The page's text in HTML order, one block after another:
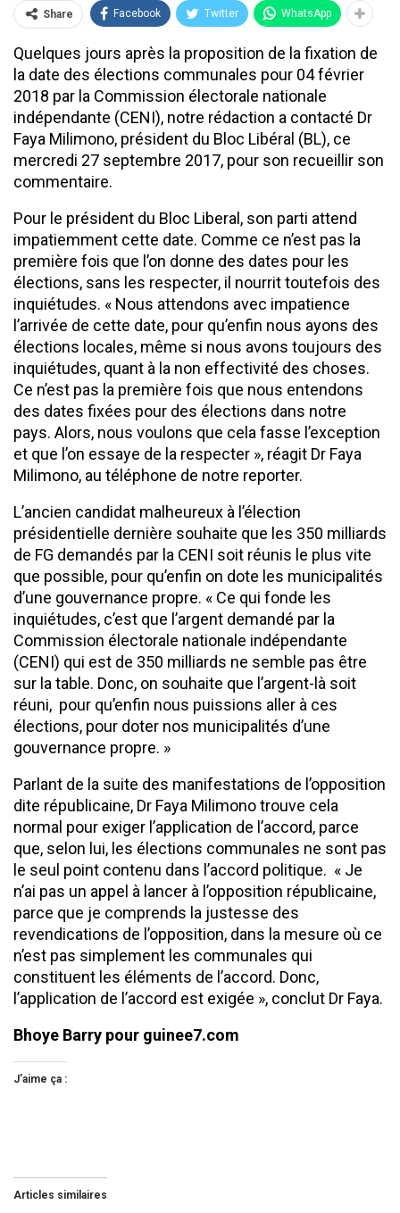
Share Facebook Twitter WhatsApp
Quelques jours après la proposition de la fixation de
la date des élections communales pour 04 février
2018 par la Commission électorale nationale
indépendante (CENI), notre rédaction a contacté Dr
Faya Milimono, président du Bloc Libéral (BL), ce
mercredi 27 septembre 2017, pour son recueillir son
commentaire.
Pour le président du Bloc Liberal, son parti attend
impatiemment cette date. Comme ce n’est pas la
première fois que l’on donne des dates pour les
élections, sans les respecter, il nourrit toutefois des
inquiétudes. « Nous attendons avec impatience
l’arrivée de cette date, pour qu’enfin nous ayons des
élections locales, même si nous avons toujours des
inquiétudes, quant à la non effectivité des choses.
Ce n’est pas la première fois que nous entendons
des dates fixées pour des élections dans notre
pays. Alors, nous voulons que cela fasse l’exception
et que l’on essaye de la respecter », réagit Dr Faya
Milimono, au téléphone de notre reporter.
L’ancien candidat malheureux à l’élection
présidentielle dernière souhaite que les 350 milliards
de FG demandés par la CENI soit réunis le plus vite
que possible, pour qu’enfin on dote les municipalités
d’une gouvernance propre. « Ce qui fonde les
inquiétudes, c’est que l’argent demandé par la
Commission électorale nationale indépendante
(CENI) qui est de 350 milliards ne semble pas être
sur la table. Donc, on souhaite que l’argent-là soit
réuni, pour qu’enfin nous puissions aller à ces
élections, pour doter nos municipalités d’une
gouvernance propre. »
Parlant de la suite des manifestations de l’opposition
dite républicaine, Dr Faya Milimono trouve cela
normal pour exiger l’application de l’accord, parce
que, selon lui, les élections communales ne sont pas
le seul point contenu dans l’accord politique. « Je
n’ai pas un appel à lancer à l’opposition républicaine,
parce que je comprends la justesse des
revendications de l’opposition, dans la mesure où ce
n’est pas simplement les communales qui
constituent les éléments de l’accord. Donc,
l’application de l’accord est exigée », conclut Dr Faya.
Bhoye Barry pour guinee7.com
J’aime ça :
Articles similaires